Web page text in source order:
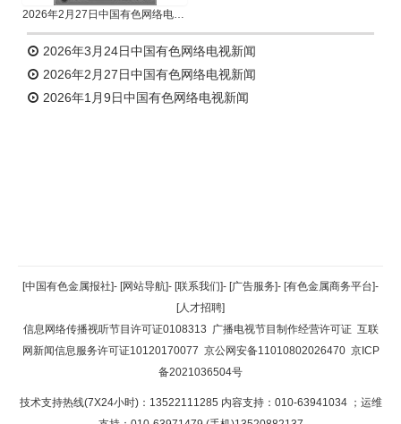
2026年2月27日中国有色网络电视新闻
2026年3月24日中国有色网络电视新闻
2026年2月27日中国有色网络电视新闻
2026年1月9日中国有色网络电视新闻
返回顶部
返回首页
[中国有色金属报社]- [网站导航]- [联系我们]- [广告服务]- [有色金属商务平台]-
[人才招聘]
信息网络传播视听节目许可证0108313 广播电视节目制作经营许可证 互联
网新闻信息服务许可证10120170077 京公网安备11010802026470 京ICP
备2021036504号
技术支持热线(7X24小时)：13522111285 内容支持：010-63941034 ；运维